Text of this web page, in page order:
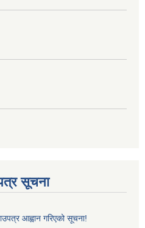
सूचना
आह्वान गरिएको सूचना!